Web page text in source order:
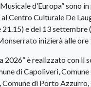
d’Europa” sono
Centro Culturale De
e del 13
inizierà alle ore
2026” è realizzato con
di Capoliveri,
di Porto